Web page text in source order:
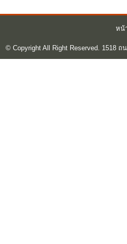
หน้
© Copyright All Right Reserved. 1518